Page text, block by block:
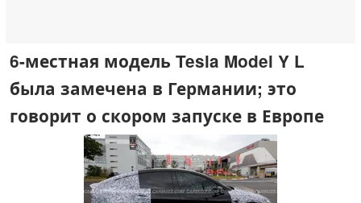
6-местная модель Tesla Model Y L
была замечена в Германии; это
говорит о скором запуске в Европе